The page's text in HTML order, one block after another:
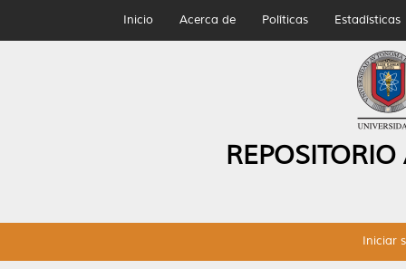
Inicio Acerca de Políticas Estadísticas
Iniciar